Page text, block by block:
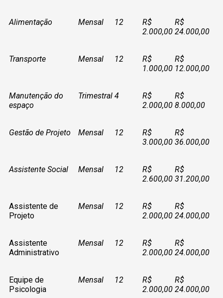
Alimentação Mensal 12
R$
2.000,00
R$
24.000,00
Transporte Mensal 12
R$
1.000,00
R$
12.000,00
Manutenção do
espaço
Trimestral 4
R$
2.000,00
R$
8.000,00
Gestão de Projeto Mensal 12
R$
3.000,00
R$
36.000,00
Assistente Social Mensal 12
R$
2.600,00
R$
31.200,00
Assistente de
Projeto
Mensal 12
R$
2.000,00
R$
24.000,00
Assistente
Administrativo
Mensal 12
R$
2.000,00
R$
24.000,00
Equipe de
Psicologia
Mensal 12
R$
2.000,00
R$
24.000,00